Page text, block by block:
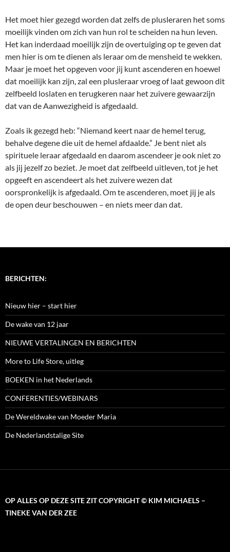
Het moet hier gezegd worden dat zelfs de plusleraren het soms
moeilijk vinden om zich van hun rol te scheiden na hun leven.
Het kan inderdaad moeilijk zijn de overtuiging op te geven dat
men hier is om te dienen als leraar om de mensheid te wekken.
Maar je moet het opgeven voor jij kunt ascenderen en hoewel
dat moeilijk kan zijn, zal een plusleraar vroeg of laat gewoon dit
zelfbeeld loslaten en terugkeren naar het zuivere gewaarzijn
dat van de Aanwezigheid is afgedaald.
Zoals ik gezegd heb: “Niemand keert naar de hemel terug,
behalve degene die uit de hemel afdaalde.” Je bent niet als
spirituele leraar afgedaald en daarom ascendeer je ook niet zo
als jij jezelf zo beziet. Je moet dat zelfbeeld uitleven, tot je het
opgeeft en ascendeert als het zuivere wezen dat
oorspronkelijk is afgedaald. Om te ascenderen, moet jij je als
de open deur beschouwen – en niets meer dan dat.
BERICHTEN:
Nieuw hier – start hier
De wake van 12 jaar
NIEUWE VERTALINGEN EN BERICHTEN
More to Life Store, uitleg
BOEKEN in het Nederlands
CONFERENTIES/WEBINARS
De Wereldwake van Moeder Maria
De Nederlandstalige Site
OP ALLES OP DEZE SITE ZIT COPYRIGHT © KIM MICHAELS –
TINEKE VAN DER ZEE